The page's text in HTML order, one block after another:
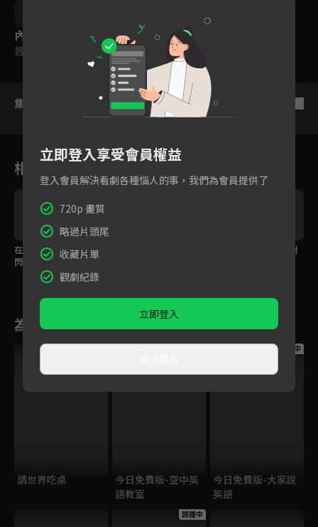
內容標籤
普遍級
集數列表
相關花絮
在亨和智媛公開大放
閃，旁人都是電燈泡
在亨一臉懵，初雅的對
為您推薦
請世界吃桌
今日免費版-空中英
語教室
跟播中
今日免費版-大家說
英語
跟播中
立即登入享受會員權益
登入會員解決看劇各種惱人的事，我們為會員提供了
720p 畫質
略過片頭尾
收藏片單
觀劇紀錄
立即登入